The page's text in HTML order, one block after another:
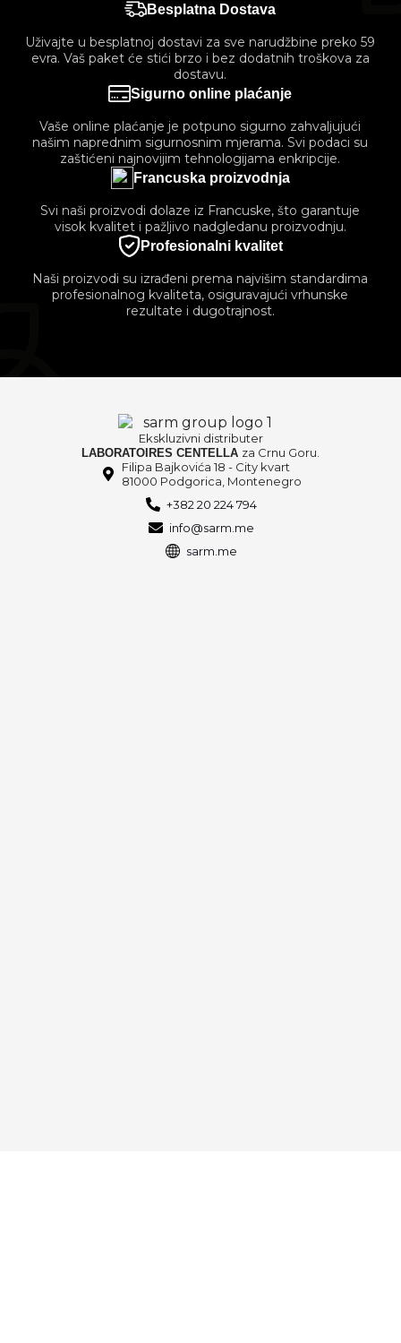
Besplatna Dostava
Uživajte u besplatnoj dostavi za sve narudžbine preko 59
evra. Vaš paket će stići brzo i bez dodatnih troškova za
dostavu.
Sigurno online plaćanje
Vaše online plaćanje je potpuno sigurno zahvaljujući
našim naprednim sigurnosnim mjerama. Svi podaci su
zaštićeni najnovijim tehnologijama enkripcije.
Francuska proizvodnja
Svi naši proizvodi dolaze iz Francuske, što garantuje
visok kvalitet i pažljivo nadgledanu proizvodnju.
Profesionalni kvalitet
Naši proizvodi su izrađeni prema najvišim standardima
profesionalnog kvaliteta, osiguravajući vrhunske
rezultate i dugotrajnost.
Ekskluzivni distributer
LABORATOIRES CENTELLA za Crnu Goru.
Filipa Bajkovića 18 - City kvart
81000 Podgorica, Montenegro
+382 20 224 794
info@sarm.me
sarm.me